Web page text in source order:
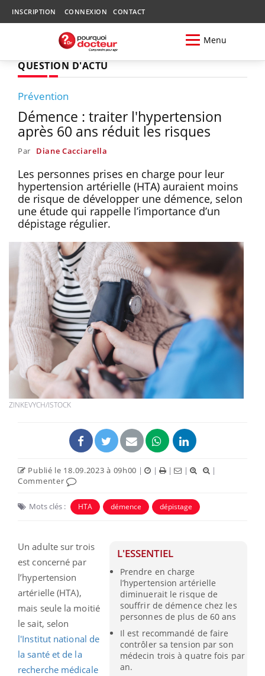
INSCRIPTION CONNEXION CONTACT
Menu
QUESTION D'ACTU
Prévention
Démence : traiter l'hypertension
après 60 ans réduit les risques
Par Diane Cacciarella
Les personnes prises en charge pour leur
hypertension artérielle (HTA) auraient moins
de risque de développer une démence, selon
une étude qui rappelle l’importance d’un
dépistage régulier.
ZINKEVYCH/ISTOCK
Publié le 18.09.2023 à 09h00 | | | |
|
Commenter
Mots clés : HTA démence dépistage
L'ESSENTIEL
Prendre en charge
l’hypertension artérielle
diminuerait le risque de
souffrir de démence chez les
personnes de plus de 60 ans
Il est recommandé de faire
contrôler sa tension par son
médecin trois à quatre fois par
an.
Un adulte sur trois
est concerné par
l’hypertension
artérielle (HTA),
mais seule la moitié
le sait, selon
l'Institut national de
la santé et de la
recherche médicale